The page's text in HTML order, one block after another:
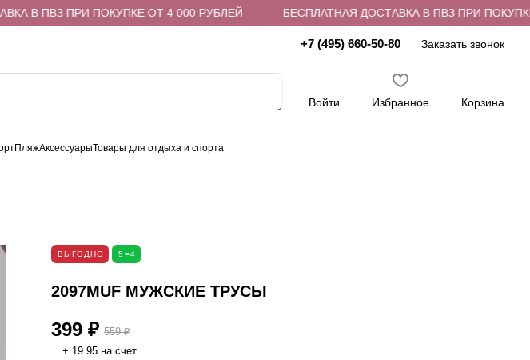
В ПВЗ ПРИ ПОКУПКЕ ОТ 4 000 РУБЛЕЙ БЕСПЛАТНАЯ ДОСТАВКА В ПВЗ ПРИ ПОКУПКЕ
+7 (495) 660-50-80 Заказать звонок
Войти Избранное Корзина
ПляжАксессуарыТовары для отдыха и спорта
ВЫГОДНО 5=4
2097MUF МУЖСКИЕ ТРУСЫ
399 ₽ 559 ₽
+ 19.95 на счет